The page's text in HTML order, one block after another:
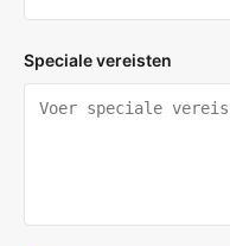
Speciale vereisten